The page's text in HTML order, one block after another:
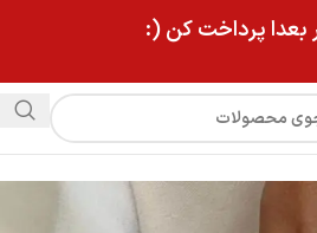
بعدا پرداخت کن (:
زنجیر ونیزی استیل